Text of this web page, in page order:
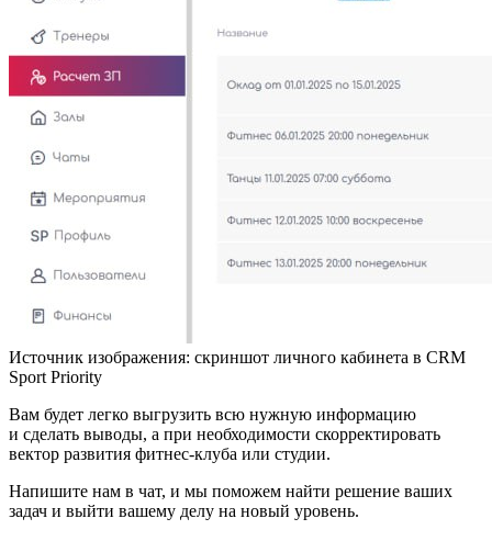
Источник изображения: скриншот личного кабинета в CRM
Sport Priority
Вам будет легко выгрузить всю нужную информацию
и сделать выводы, а при необходимости скорректировать
вектор развития фитнес-клуба или студии.
Напишите нам в чат, и мы поможем найти решение ваших
задач и выйти вашему делу на новый уровень.